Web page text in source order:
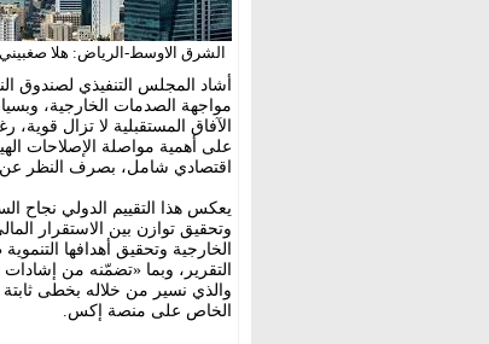
الشرق الاوسط-الرياض: هلا صغبيني
أشاد المجلس التنفيذي لصندوق
مواجهة الصدمات الخارجية،
الآفاق المستقبلية لا تزال
على أهمية مواصلة الإصلاحات
اقتصادي شامل، بصرف النظر عن
وتحقيق توازن بين الاستقرار
الخارجية وتحقيق أهدافها
التقرير، وبما «تضمّنه من إشادات
الخاص على منصة إكس.